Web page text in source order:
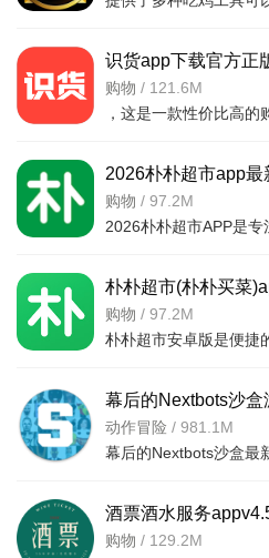
识货app下载官方正
安卓版
购物 / 121.6M
2026朴朴超市app
最新版
购物 / 97.2M
朴朴超市(朴朴买菜
v6.2.2安卓版
购物 / 97.2M
幕后的Nextbots沙
v11.2.2 中文版
动作冒险 / 981.1M
酒票酒水服务
购物 / 129.2M